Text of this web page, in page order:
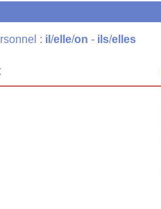
: il /elle/on - ils/elles